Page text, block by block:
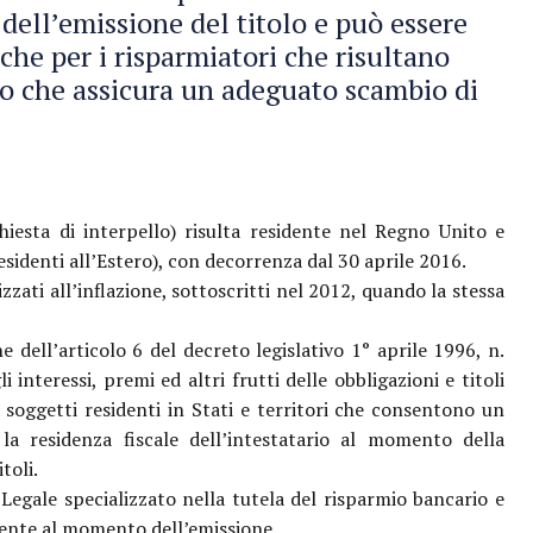
del titolo e può essere
per i risparmiatori che risultano
assicura un adeguato scambio di
di interpello) risulta residente nel Regno Unito e
all’Estero), con decorrenza dal 30 aprile 2016.
all’inflazione, sottoscritti nel 2012, quando la stessa
dell’articolo 6 del decreto legislativo 1° aprile 1996, n.
interessi, premi ed altri frutti delle obbligazioni e titoli
residenti in Stati e territori che consentono un
residenza fiscale dell’intestatario al momento della
specializzato nella tutela del risparmio bancario e